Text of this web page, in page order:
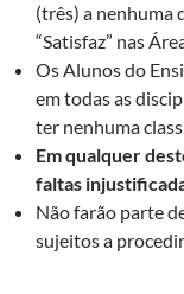
(três) a nenhuma
“Satisfaz” nas
Os Alunos do
em todas as
ter nenhuma
Em qualquer
faltas
Não farão parte
sujeitos a